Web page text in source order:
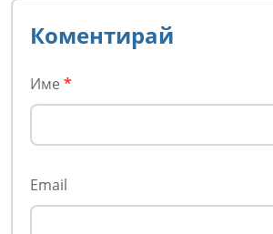
Коментирай
Име *
Email